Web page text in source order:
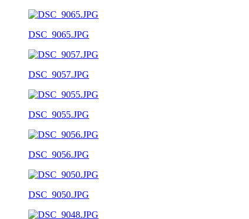
DSC_9065.JPG
DSC_9057.JPG
DSC_9055.JPG
DSC_9056.JPG
DSC_9050.JPG